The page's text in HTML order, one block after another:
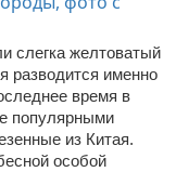
слегка желтоватый
разводится именно
время в
популярными
из Китая.
особой